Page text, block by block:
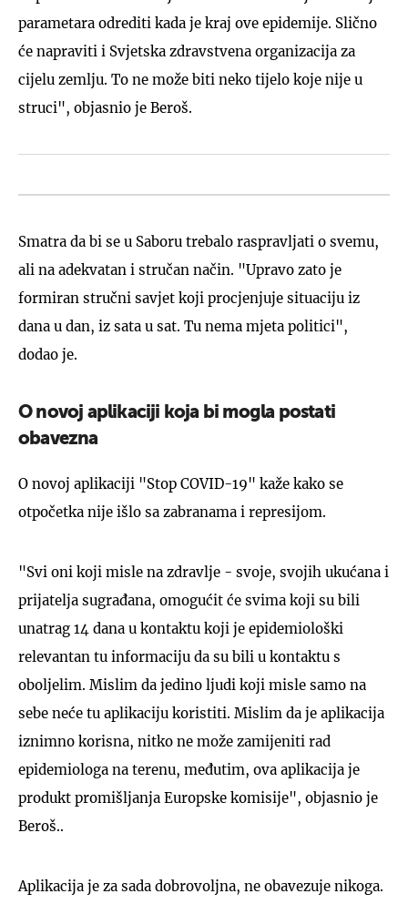
parametara odrediti kada je kraj ove epidemije. Slično
će napraviti i Svjetska zdravstvena organizacija za
cijelu zemlju. To ne može biti neko tijelo koje nije u
struci", objasnio je Beroš.
Smatra da bi se u Saboru trebalo raspravljati o svemu,
ali na adekvatan i stručan način. "Upravo zato je
formiran stručni savjet koji procjenjuje situaciju iz
dana u dan, iz sata u sat. Tu nema mjeta politici",
dodao je.
O novoj aplikaciji koja bi mogla postati
obavezna
O novoj aplikaciji "Stop COVID-19" kaže kako se
otpočetka nije išlo sa zabranama i represijom.
"Svi oni koji misle na zdravlje - svoje, svojih ukućana i
prijatelja sugrađana, omogućit će svima koji su bili
unatrag 14 dana u kontaktu koji je epidemiološki
relevantan tu informaciju da su bili u kontaktu s
oboljelim. Mislim da jedino ljudi koji misle samo na
sebe neće tu aplikaciju koristiti. Mislim da je aplikacija
iznimno korisna, nitko ne može zamijeniti rad
epidemiologa na terenu, međutim, ova aplikacija je
produkt promišljanja Europske komisije", objasnio je
Beroš..
Aplikacija je za sada dobrovoljna, ne obavezuje nikoga.